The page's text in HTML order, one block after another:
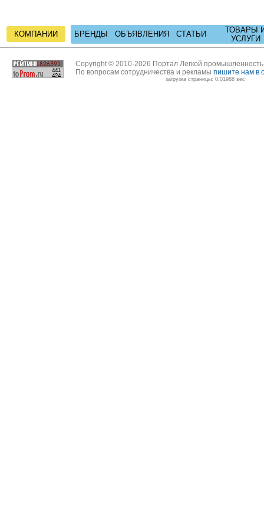
КОМПАНИИ БРЕНДЫ ОБЪЯВЛЕНИЯ СТАТЬИ
ТОВАРЫ
УСЛУГИ
Copyright © 2010-2026 Портал Легкой
По вопросам сотрудничества и рекламы пишите нам в
загрузка страницы: 0.01988 sec